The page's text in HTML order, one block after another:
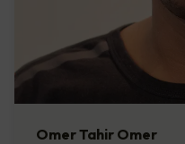
Omer Tahir Omer